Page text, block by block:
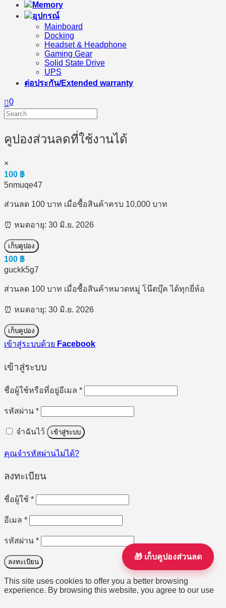
Memory
อุปกรณ์
Mainboard
Docking
Headset & Headphone
Gaming Gear
Solid State Drive
UPS
ต่อประกัน/Extended warranty
0
🎁 เก็บคูปองส่วนลด
คูปองส่วนลดที่ใช้งานได้
×
100 ฿
5nmuqe47
ส่วนลด 100 บาท เมื่อซื้อสินค้าครบ 10,000 บาท
⏰ หมดอายุ: 30 มิ.ย. 2026
เก็บคูปอง
100 ฿
guckk5g7
ส่วนลด 100 บาท เมื่อซื้อสินค้าหมวดหมู่ โน๊ตบุ๊ค ได้ทุกยี่ห้อ
⏰ หมดอายุ: 30 มิ.ย. 2026
เก็บคูปอง
เข้าสู่ระบบด้วย Facebook
เข้าสู่ระบบ
ชื่อผู้ใช้หรือที่อยู่อีเมล *ต้องการ
รหัสผ่าน *ต้องการ
จำฉันไว้ เข้าสู่ระบบ
คุณจำรหัสผ่านไม่ได้?
ลงทะเบียน
ชื่อผู้ใช้ *ต้องการ
อีเมล *ต้องการ
รหัสผ่าน *ต้องการ
ลงทะเบียน
This site uses cookies to offer you a better browsing
experience. By browsing this website, you agree to our use